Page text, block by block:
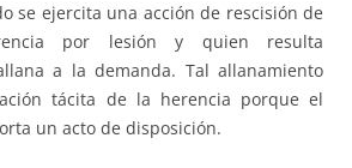
se ejercita una acción de rescisión de
por lesión y quien resulta
a la demanda. Tal allanamiento
tácita de la herencia porque el
un acto de disposición.